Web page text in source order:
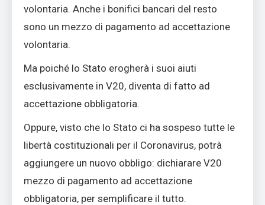
volontaria. Anche i bonifici bancari del resto
sono un mezzo di pagamento ad accettazione
volontaria.
Ma poiché lo Stato erogherà i suoi aiuti
esclusivamente in V20, diventa di fatto ad
accettazione obbligatoria.
Oppure, visto che lo Stato ci ha sospeso tutte le
libertà costituzionali per il Coronavirus, potrà
aggiungere un nuovo obbligo: dichiarare V20
mezzo di pagamento ad accettazione
obbligatoria, per semplificare il tutto.